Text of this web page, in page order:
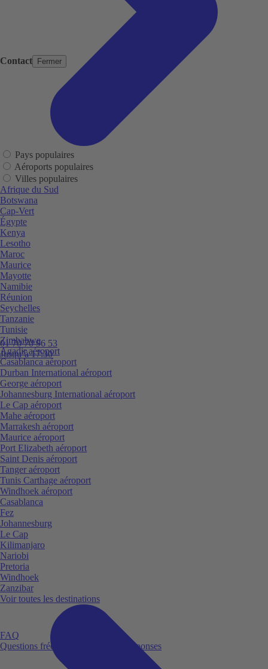
Contact Fermer
01 70 70 96 53
Jusqu’à 17:30
FAQ
Questions fréquemment posées et réponses
Pays populaires
Aéroports populaires
Villes populaires
Afrique du Sud
Botswana
Cap-Vert
Égypte
Kenya
Lesotho
Maroc
Maurice
Mayotte
Namibie
Réunion
Seychelles
Tanzanie
Tunisie
Zimbabwe
Agadir aéroport
Casablanca aéroport
Durban International aéroport
George aéroport
Johannesburg International aéroport
Le Cap aéroport
Mahe aéroport
Marrakesh aéroport
Maurice aéroport
Port Elizabeth aéroport
Saint Denis aéroport
Tanger aéroport
Tunis Carthage aéroport
Windhoek aéroport
Casablanca
Fez
Johannesburg
Le Cap
Kilimanjaro
Nariobi
Pretoria
Windhoek
Zanzibar
Voir toutes les destinations